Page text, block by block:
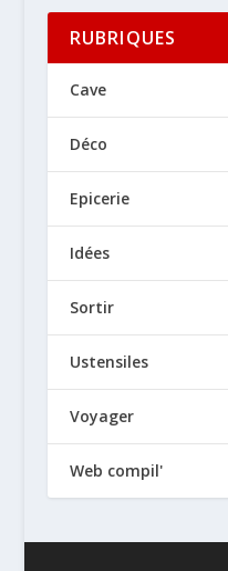
RUBRIQUES
Cave
Déco
Epicerie
Idées
Sortir
Ustensiles
Voyager
Web compil'